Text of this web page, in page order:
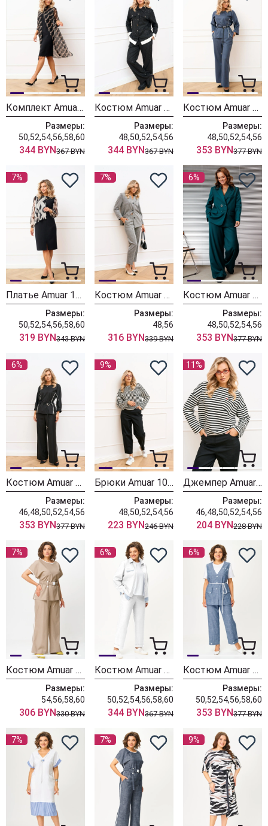
Комплект Amuar 1076
Размеры:
50,52,54,56,58,60
344 BYN367 BYN
Костюм Amuar 1074
Размеры:
48,50,52,54,56
344 BYN367 BYN
Костюм Amuar 1061-1
Размеры:
48,50,52,54,56
353 BYN377 BYN
7%
Платье Amuar 1077
Размеры:
50,52,54,56,58,60
319 BYN343 BYN
7%
Костюм Amuar 1058
Размеры:
48,56
316 BYN339 BYN
6%
Костюм Amuar 1063 изумруд
Размеры:
48,50,52,54,56
353 BYN377 BYN
6%
Костюм Amuar 1061
Размеры:
46,48,50,52,54,56
353 BYN377 BYN
9%
Брюки Amuar 1069
Размеры:
48,50,52,54,56
223 BYN246 BYN
11%
Джемпер Amuar 1068
Размеры:
46,48,50,52,54,56
204 BYN228 BYN
7%
Костюм Amuar 1046-1
Размеры:
54,56,58,60
306 BYN330 BYN
6%
Костюм Amuar 1051-1
Размеры:
50,52,54,56,58,60
344 BYN367 BYN
6%
Костюм Amuar 1049
Размеры:
50,52,54,56,58,60
353 BYN377 BYN
7% 7% 9%